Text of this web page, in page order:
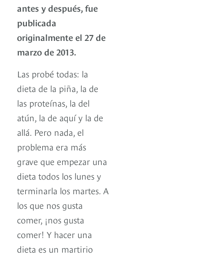
antes y después, fue
publicada
originalmente el 27 de
marzo de 2013.
Las probé todas: la
dieta de la piña, la de
las proteínas, la del
atún, la de aquí y la de
allá. Pero nada, el
problema era más
grave que empezar una
dieta todos los lunes y
terminarla los martes. A
los que nos gusta
comer, ¡nos gusta
comer! Y hacer una
dieta es un martirio